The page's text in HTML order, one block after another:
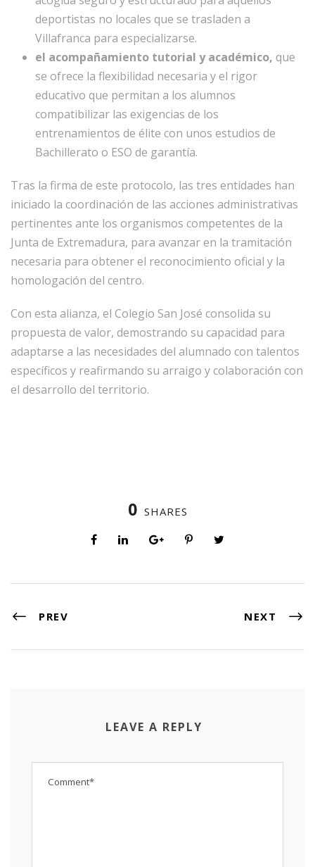
deportistas no locales que se trasladen a
Villafranca para especializarse.
el acompañamiento tutorial y académico, que
se ofrece la flexibilidad necesaria y el rigor
educativo que permitan a los alumnos
compatibilizar las exigencias de los
entrenamientos de élite con unos estudios de
Bachillerato o ESO de garantía.
Tras la firma de este protocolo, las tres entidades han
iniciado la coordinación de las acciones administrativas
pertinentes ante los organismos competentes de la
Junta de Extremadura, para avanzar en la tramitación
necesaria para obtener el reconocimiento oficial y la
homologación del centro.
Con esta alianza, el Colegio San José consolida su
propuesta de valor, demostrando su capacidad para
adaptarse a las necesidades del alumnado con talentos
específicos y reafirmando su arraigo y colaboración con
el desarrollo del territorio.
0 SHARES
PREV NEXT
LEAVE A REPLY